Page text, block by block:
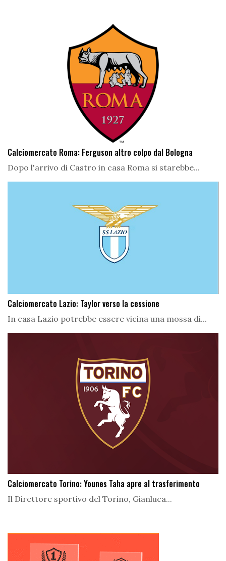
Calciomercato Roma: Ferguson altro colpo dal Bologna
Dopo l'arrivo di Castro in casa Roma si starebbe...
Calciomercato Lazio: Taylor verso la cessione
In casa Lazio potrebbe essere vicina una mossa di...
Calciomercato Torino: Younes Taha apre al trasferimento
Il Direttore sportivo del Torino, Gianluca...